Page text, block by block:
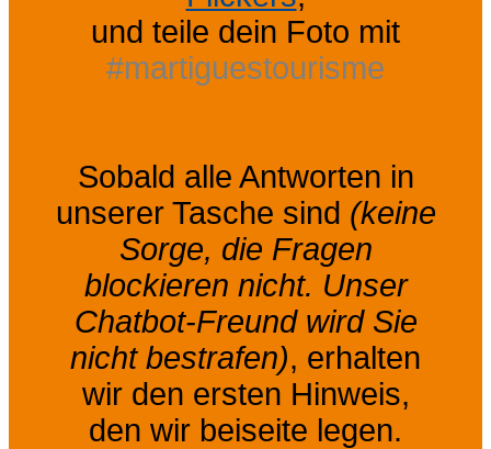
und teile dein Foto mit
#martiguestourisme
Sobald alle Antworten in
unserer Tasche sind (keine
Sorge, die Fragen
blockieren nicht. Unser
Chatbot-Freund wird Sie
nicht bestrafen), erhalten
wir den ersten Hinweis,
den wir beiseite legen.